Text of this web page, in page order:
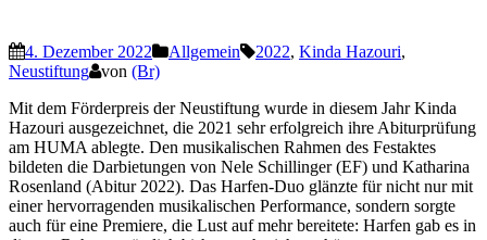
4. Dezember 2022 Allgemein 2022, Kinda Hazouri,
Neustiftung
von (Br)
Mit dem Förderpreis der Neustiftung wurde in diesem Jahr Kinda
Hazouri ausgezeichnet, die 2021 sehr erfolgreich ihre Abiturprüfung
am HUMA ablegte. Den musikalischen Rahmen des Festaktes
bildeten die Darbietungen von Nele Schillinger (EF) und Katharina
Rosenland (Abitur 2022). Das Harfen-Duo glänzte für nicht nur mit
einer hervorragenden musikalischen Performance, sondern sorgte
auch für eine Premiere, die Lust auf mehr bereitete: Harfen gab es in